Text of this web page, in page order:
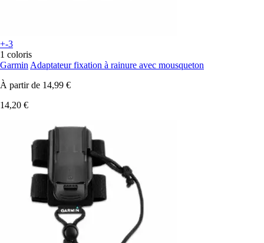
+-3
1 coloris
Garmin Adaptateur fixation à rainure avec mousqueton
À partir de 14,99 €
14,20 €